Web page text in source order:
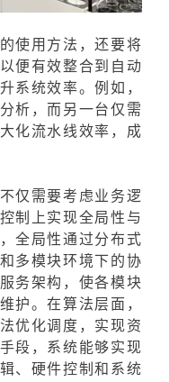
使用方法，还要将
便有效整合到自动
系统效率。例如，
析，而另一台仅需
化流水线效率，成
仅需要考虑业务逻
制上实现全局性与
全局性通过分布式
多模块环境下的协
务架构，使各模块
护。在算法层面，
优化调度，实现资
段，系统能够实现
、硬件控制和系统